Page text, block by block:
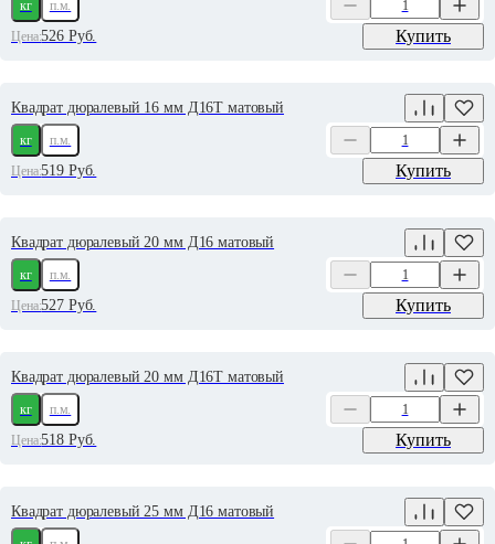
кг
п.м.
Цена:526 Руб. Купить
Квадрат дюралевый 16 мм Д16Т матовый
кг
п.м.
Цена:519 Руб. Купить
Квадрат дюралевый 20 мм Д16 матовый
кг
п.м.
Цена:527 Руб. Купить
Квадрат дюралевый 20 мм Д16Т матовый
кг
п.м.
Цена:518 Руб. Купить
Квадрат дюралевый 25 мм Д16 матовый